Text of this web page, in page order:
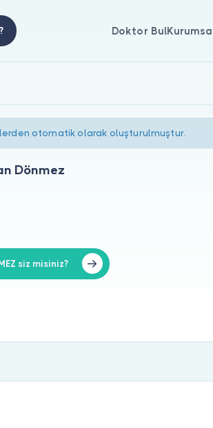
Doktor Bul
otomatik olarak oluşturulmuştur.
Dönmez
siz misiniz?